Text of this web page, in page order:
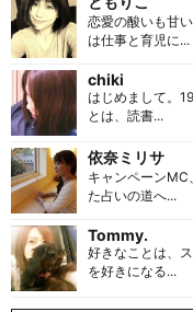
恋愛の酸いも甘
は仕事と育児に...
chiki
はじめまして。
とは、読書...
依奈ミリサ
キャンペーンMC
た占いの道へ...
Tommy.
好きなことは、
を好きになる...